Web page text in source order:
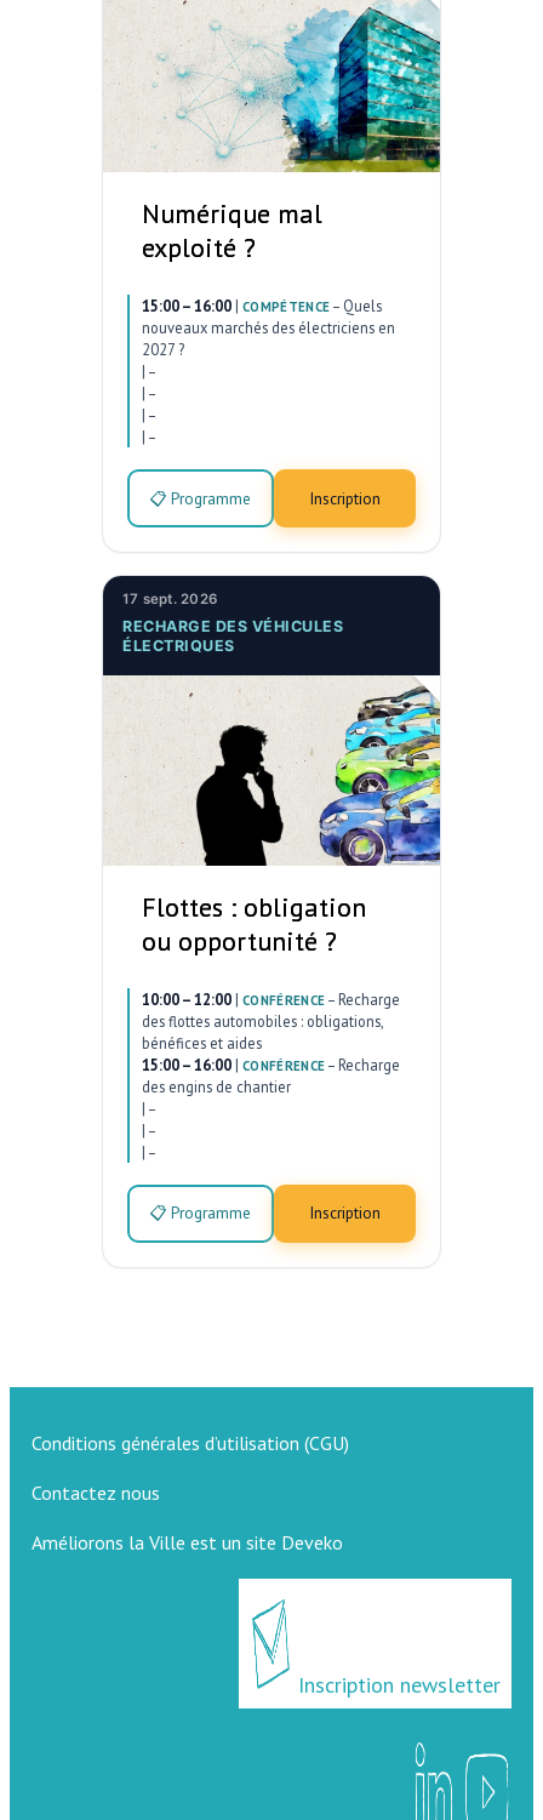
Numérique mal
exploité ?
15:00 – 16:00 | COMPÉTENCE – Quels
nouveaux marchés des électriciens en
2027 ?
| –
| –
| –
| –
📋 Programme Inscription
17 sept. 2026
RECHARGE DES VÉHICULES
ÉLECTRIQUES
Flottes : obligation
ou opportunité ?
10:00 – 12:00 | CONFÉRENCE – Recharge
des flottes automobiles : obligations,
bénéfices et aides
15:00 – 16:00 | CONFÉRENCE – Recharge
des engins de chantier
| –
| –
| –
📋 Programme Inscription
Conditions générales d’utilisation (CGU)
Contactez nous
Améliorons la Ville est un site Deveko
Inscription newsletter